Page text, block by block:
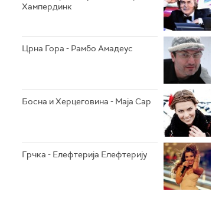
Хампердинк
Црна Гора - Рамбо Амадеус
Босна и Херцеговина - Маја Сар
Грчка - Елефтерија Елефтерију